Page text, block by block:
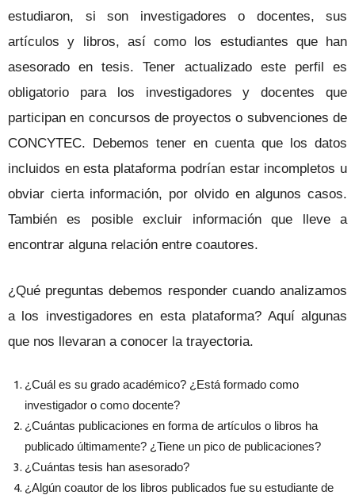
estudiaron, si son investigadores o docentes, sus
artículos y libros, así como los estudiantes que han
asesorado en tesis. Tener actualizado este perfil es
obligatorio para los investigadores y docentes que
participan en concursos de proyectos o subvenciones de
CONCYTEC. Debemos tener en cuenta que los datos
incluidos en esta plataforma podrían estar incompletos u
obviar cierta información, por olvido en algunos casos.
También es posible excluir información que lleve a
encontrar alguna relación entre coautores.
¿Qué preguntas debemos responder cuando analizamos
a los investigadores en esta plataforma? Aquí algunas
que nos llevaran a conocer la trayectoria.
¿Cuál es su grado académico? ¿Está formado como
investigador o como docente?
¿Cuántas publicaciones en forma de artículos o libros ha
publicado últimamente? ¿Tiene un pico de publicaciones?
¿Cuántas tesis han asesorado?
¿Algún coautor de los libros publicados fue su estudiante de